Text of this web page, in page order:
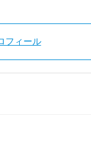
フィール